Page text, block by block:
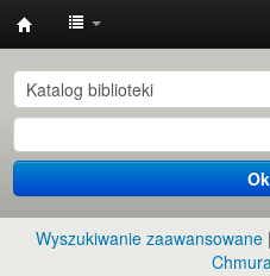
Instytut
Etnologii
i
Antropologii
Kulturowej
UW
Ok
Wyszukiwanie zaawansowane